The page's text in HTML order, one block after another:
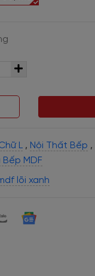
L , Nội Thất Bếp ,
Bếp MDF
lõi xanh